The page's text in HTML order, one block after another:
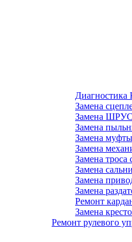
Замена
Замена
Замена
Замена
Замена
Замена троса
Замена
Замена
Замена
Ремонт
Замена
Ремонт рулевого